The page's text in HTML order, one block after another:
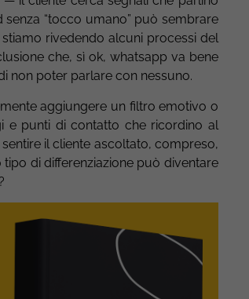
“tocco umano” può sembrare
rivedendo alcuni processi del
che, sì ok, whatsapp va bene
non poter parlare con nessuno.
aggiungere un filtro emotivo o
e punti di contatto che ricordino al
il cliente ascoltato, compreso,
di differenziazione può diventare